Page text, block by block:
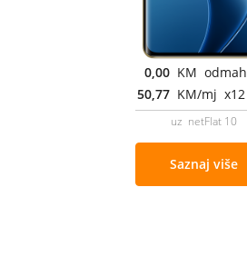
0,00 KM odmah
50,77 KM/mj x12
uz netFlat 10
Saznaj više